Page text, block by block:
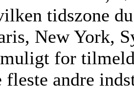
tidszone
New York,
for
fleste andre